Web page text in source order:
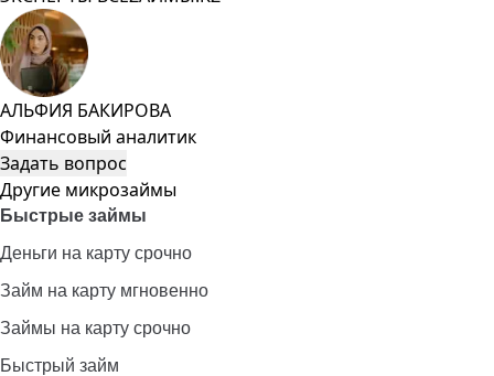
АЛЬФИЯ БАКИРОВА
Финансовый аналитик
Задать вопрос
Другие микрозаймы
Быстрые займы
Деньги на карту срочно
Займ на карту мгновенно
Займы на карту срочно
Быстрый займ